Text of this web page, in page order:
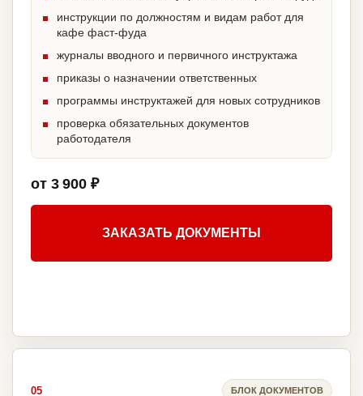
инструкции по должностям и видам работ для
кафе фаст-фуда
журналы вводного и первичного инструктажа
приказы о назначении ответственных
программы инструктажей для новых сотрудников
проверка обязательных документов
работодателя
от 3 900 ₽
ЗАКАЗАТЬ ДОКУМЕНТЫ
05 БЛОК ДОКУМЕНТОВ